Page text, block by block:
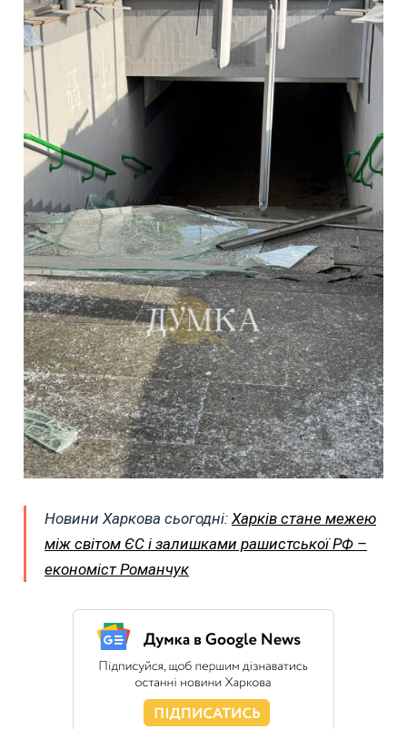
Новини Харкова сьогодні: Харків стане межею
між світом ЄС і залишками рашистської РФ –
економіст Романчук